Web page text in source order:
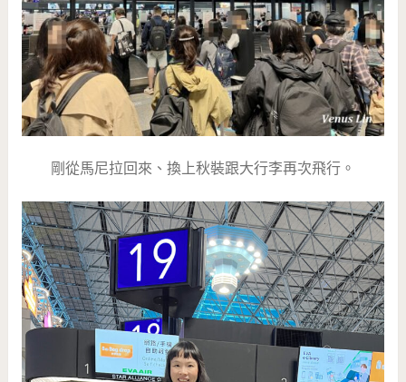
剛從馬尼拉回來、換上秋裝跟大行李再次飛行。